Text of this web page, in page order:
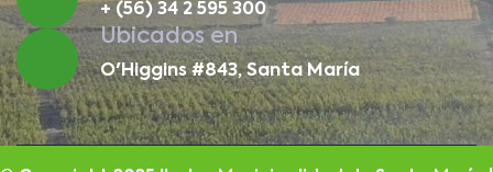
+ (56) 34 2 595 300
Ubicados en
O'Higgins #843, Santa María